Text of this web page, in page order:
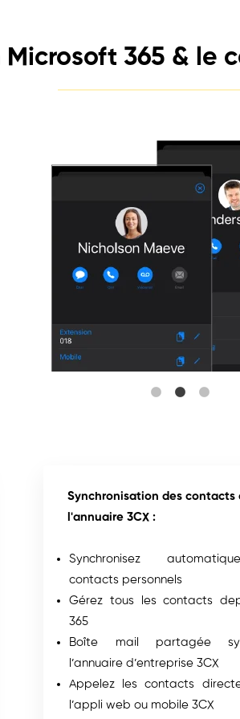
Microsoft 365 & le
Synchronisation des contacts
l'annuaire 3CX :
Synchronisez
contacts personnels
Gérez tous les contacts
365
Boîte mail partagée
l’annuaire d’entreprise 3CX
Appelez les contacts
l’appli web ou mobile 3CX